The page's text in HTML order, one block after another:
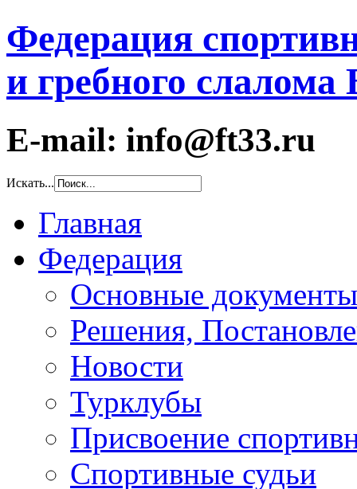
Федерация
и гребного
E-mail: info@ft33.ru
Искать...
Главная
Федерация
Основные документы
Решения,
Новости
Турклубы
Присвоение
Спортивные судьи